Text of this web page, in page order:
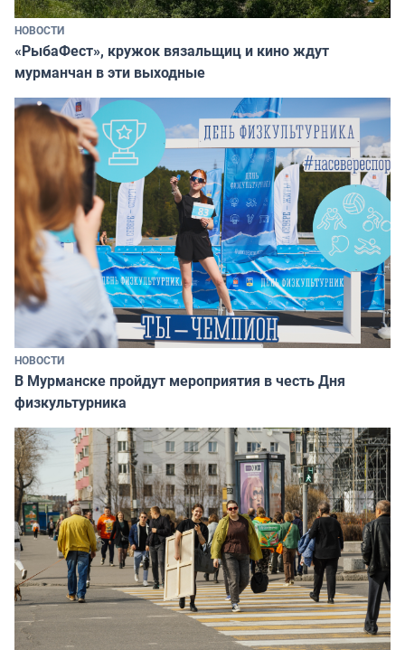
НОВОСТИ
«РыбаФест», кружок вязальщиц и кино ждут
мурманчан в эти выходные
НОВОСТИ
В Мурманске пройдут мероприятия в честь Дня
физкультурника